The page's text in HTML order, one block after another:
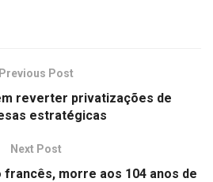
Previous Post
reverter privatizações de
estratégicas
Next Post
morre aos 104 anos de